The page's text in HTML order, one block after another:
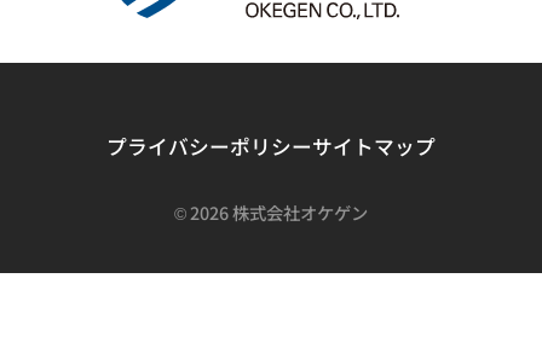
プライバシーポリシーサイトマップ
©2026 株式会社オケゲン